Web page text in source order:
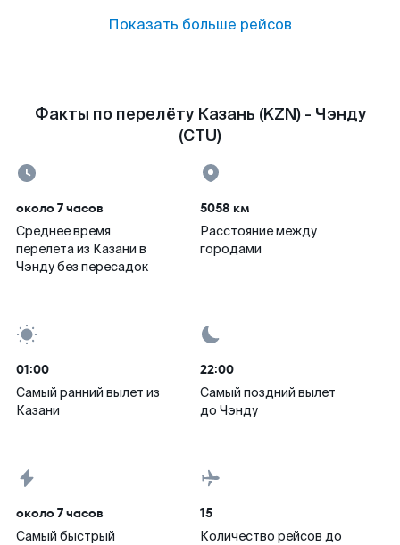
Показать больше рейсов
Факты по перелёту Казань (KZN) - Чэнду
(CTU)
около 7 часов
Среднее время
перелета из Казани в
Чэнду без пересадок
5058 км
Расстояние между
городами
01:00
Самый ранний вылет из
Казани
22:00
Самый поздний вылет
до Чэнду
около 7 часов
Самый быстрый
15
Количество рейсов до